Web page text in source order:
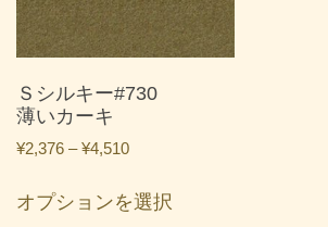
Ｓシルキー#730
薄いカーキ
¥2,376 –¥4,510価
帯:
オプションを選択